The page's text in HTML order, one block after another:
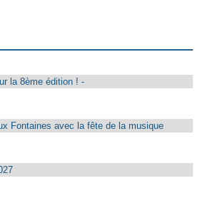
la 8ème édition ! -
Fontaines avec la fête de la musique